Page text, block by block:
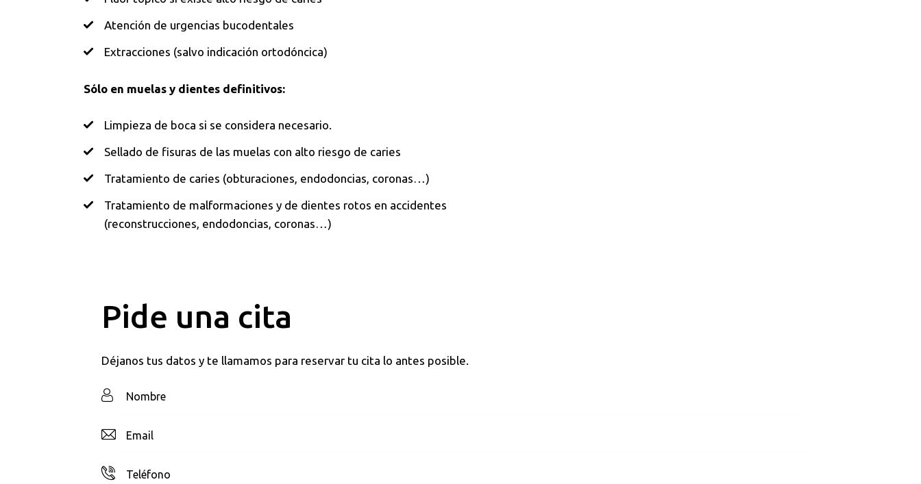
Atención de urgencias bucodentales
Extracciones (salvo indicación ortodóncica)
Sólo en muelas y dientes definitivos:
Limpieza de boca si se considera necesario.
Sellado de fisuras de las muelas con alto riesgo de caries
Tratamiento de caries (obturaciones, endodoncias, coronas…)
Tratamiento de malformaciones y de dientes rotos en accidentes
(reconstrucciones, endodoncias, coronas…)
Pide una cita
Déjanos tus datos y te llamamos para reservar tu cita lo antes posible.